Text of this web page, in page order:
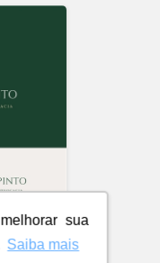
sua
Saiba mais